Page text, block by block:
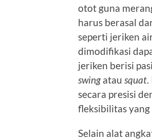
otot guna
harus berasal
seperti jeriken
dimodifikasi
jeriken berisi
swingatau squat.
secara presisi
fleksibilitas
Selain alat